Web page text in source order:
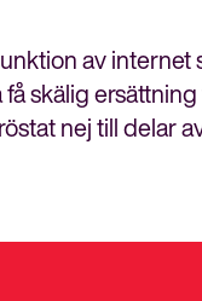
av
skälig
nej till delar